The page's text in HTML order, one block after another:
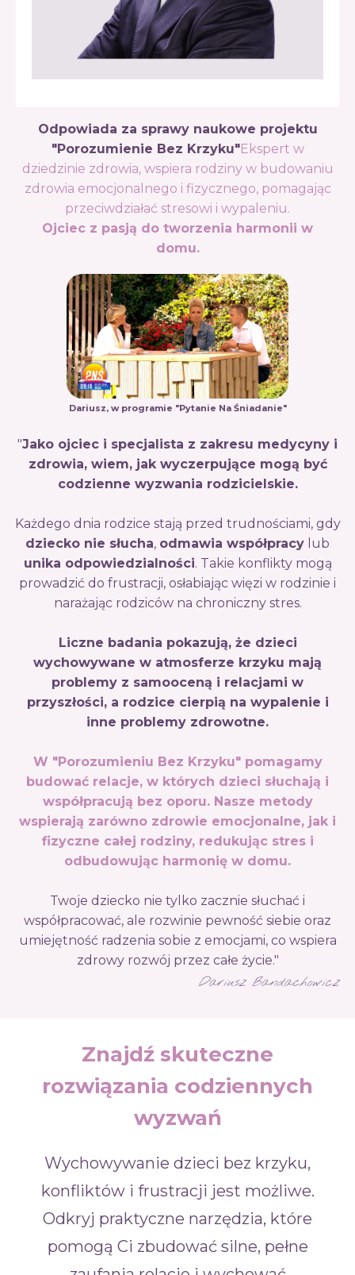
Odpowiada za sprawy naukowe projektu
"Porozumienie Bez Krzyku"Ekspert w
dziedzinie zdrowia, wspiera rodziny w budowaniu
zdrowia emocjonalnego i fizycznego, pomagając
przeciwdziałać stresowi i wypaleniu.
Ojciec z pasją do tworzenia harmonii w
domu.
Dariusz, w programie "Pytanie Na Śniadanie"
"Jako ojciec i specjalista z zakresu medycyny i
zdrowia, wiem, jak wyczerpujące mogą być
codzienne wyzwania rodzicielskie.
Każdego dnia rodzice stają przed trudnościami, gdy
dziecko nie słucha, odmawia współpracy lub
unika odpowiedzialności. Takie konflikty mogą
prowadzić do frustracji, osłabiając więzi w rodzinie i
narażając rodziców na chroniczny stres.
Liczne badania pokazują, że dzieci
wychowywane w atmosferze krzyku mają
problemy z samooceną i relacjami w
przyszłości, a rodzice cierpią na wypalenie i
inne problemy zdrowotne.
W "Porozumieniu Bez Krzyku" pomagamy
budować relacje, w których dzieci słuchają i
współpracują bez oporu. Nasze metody
wspierają zarówno zdrowie emocjonalne, jak i
fizyczne całej rodziny, redukując stres i
odbudowując harmonię w domu.
Twoje dziecko nie tylko zacznie słuchać i
współpracować, ale rozwinie pewność siebie oraz
umiejętność radzenia sobie z emocjami, co wspiera
zdrowy rozwój przez całe życie."
Dariusz Bandachowicz
Znajdź skuteczne
rozwiązania codziennych
wyzwań
Wychowywanie dzieci bez krzyku,
konfliktów i frustracji jest możliwe.
Odkryj praktyczne narzędzia, które
pomogą Ci zbudować silne, pełne